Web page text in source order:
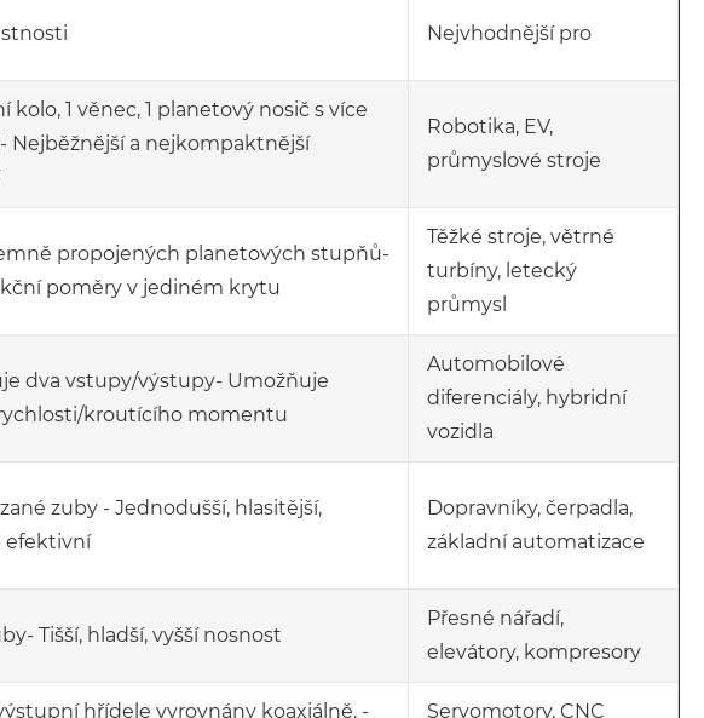
Nejvhodnější pro
kolo, 1 věnec, 1 planetový nosič s více
Nejběžnější a nejkompaktnější
Robotika, EV,
průmyslové stroje
propojených planetových stupňů-
poměry v jediném krytu
Těžké stroje, větrné
turbíny, letecký
průmysl
dva vstupy/výstupy- Umožňuje
kroutícího momentu
Automobilové
diferenciály, hybridní
vozidla
zuby - Jednodušší, hlasitější,
efektivní
Dopravníky, čerpadla,
základní automatizace
Tišší, hladší, vyšší nosnost
Přesné nářadí,
elevátory, kompresory
hřídele vyrovnány koaxiálně. -
Servomotory, CNC